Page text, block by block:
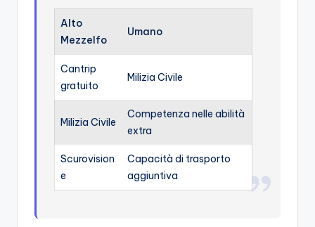
Alto
Mezzelfo
Umano
Cantrip
gratuito
Milizia Civile
Milizia Civile
Competenza nelle abilità
extra
Scurovision
e
Capacità di trasporto
aggiuntiva